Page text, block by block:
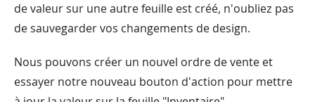
de valeur sur une autre feuille est créé, n'oubliez pas
de sauvegarder vos changements de design.
Nous pouvons créer un nouvel ordre de vente et
essayer notre nouveau bouton d'action pour mettre